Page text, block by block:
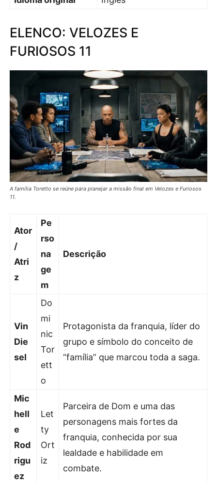
ELENCO: VELOZES E
FURIOSOS 11
A família Toretto se reúne para planejar a missão final em Velozes e Furiosos
11.
Ator
/
Atri
z
Pe
rso
na
ge
m
Descrição
Vin
Die
sel
Do
mi
nic
Tor
ett
o
Protagonista da franquia, líder do
grupo e símbolo do conceito de
“família” que marcou toda a saga.
Mic
hell
e
Rod
rigu
ez
Let
ty
Ort
iz
Parceira de Dom e uma das
personagens mais fortes da
franquia, conhecida por sua
lealdade e habilidade em
combate.